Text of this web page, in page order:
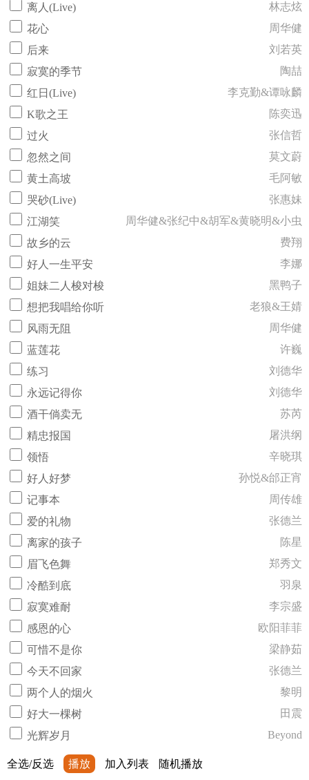
离人(Live)
林志炫
花心
周华健
后来
刘若英
寂寞的季节
陶喆
红日(Live)
李克勤&谭咏麟
K歌之王
陈奕迅
过火
张信哲
忽然之间
莫文蔚
黄土高坡
毛阿敏
哭砂(Live)
张惠妹
江湖笑
周华健&张纪中&胡军&黄晓明&小虫
故乡的云
费翔
好人一生平安
李娜
姐妹二人梭对梭
黑鸭子
想把我唱给你听
老狼&王婧
风雨无阻
周华健
蓝莲花
许巍
练习
刘德华
永远记得你
刘德华
酒干倘卖无
苏芮
精忠报国
屠洪纲
领悟
辛晓琪
好人好梦
孙悦&邰正宵
记事本
周传雄
爱的礼物
张德兰
离家的孩子
陈星
眉飞色舞
郑秀文
冷酷到底
羽泉
寂寞难耐
李宗盛
感恩的心
欧阳菲菲
可惜不是你
梁静茹
今天不回家
张德兰
两个人的烟火
黎明
好大一棵树
田震
光辉岁月
Beyond
全选/反选 播放 加入列表 随机播放